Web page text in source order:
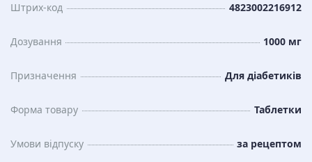
Штрих-код 4823002216912
Дозування 1000 мг
Призначення Для діабетиків
Форма товару Таблетки
Умови відпуску за рецептом